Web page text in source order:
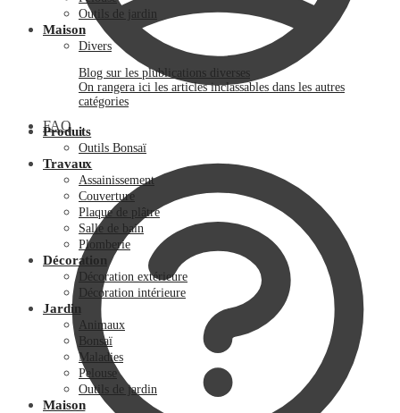
FAQ
Outils de jardin
Maison
Divers
Blog sur les plublications diverses
On rangera ici les articles inclassables dans les autres
catégories
Produits
Outils Bonsaï
Travaux
Assainissement
Couverture
Plaque de plâtre
Salle de bain
Plomberie
Décoration
Décoration extérieure
Décoration intérieure
Jardin
Animaux
Bonsaï
Maladies
Pelouse
Outils de jardin
Maison